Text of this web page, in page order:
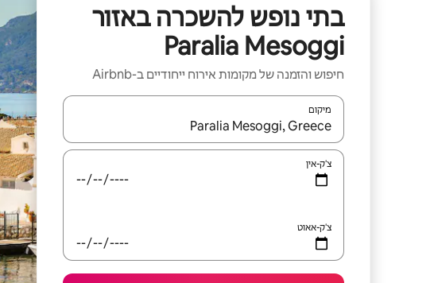
בתי נופש להשכרה באזור
Paralia Mesoggi
חיפוש והזמנה של מקומות אירוח ייחודיים ב-Airbnb
מיקום
כאשר התוצאות יהיו זמינות, יש לנווט עם מקשי החיצים למעלה ולמטה או
צ'ק-אין
צ'ק-אאוט